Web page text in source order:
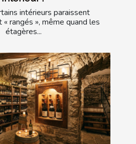
intérieurs paraissent
rangés », même quand les
étagères...